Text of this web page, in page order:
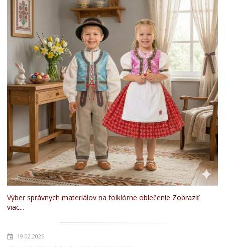
Výber správnych materiálov na folklórne oblečenie Zobraziť
viac...
19.02.2026